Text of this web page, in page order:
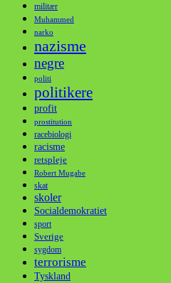
militær
Muhammed
narko
nazisme
negre
politi
politikere
profit
prostitution
racebiologi
racisme
retspleje
Robert Mugabe
skat
skoler
Socialdemokratiet
sport
Sverige
sygdom
terrorisme
Tyskland